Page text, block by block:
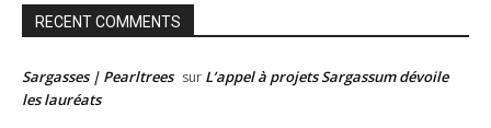
RECENT COMMENTS
Sargasses | Pearltrees sur L’appel à projets Sargassum dévoile
les lauréats